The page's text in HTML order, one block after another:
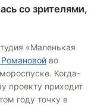
со зрителями,
«Маленькая
Романовой во
Когда-
проекту приходит
году точку в